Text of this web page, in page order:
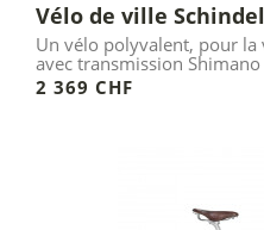
Vélo de ville
Un vélo polyvalent, pour
avec transmission
2 369 CHF